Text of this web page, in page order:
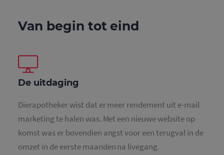
Van begin tot eind
De uitdaging
Dierapotheker wist dat er meer rendement uit e-mail
marketing te halen was. Met een nieuwe website op
komst was er bovendien angst voor een terugval in de
omzet in de eerste maanden na livegang.